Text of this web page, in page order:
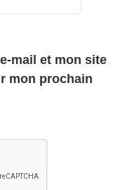
mail et mon site
mon prochain